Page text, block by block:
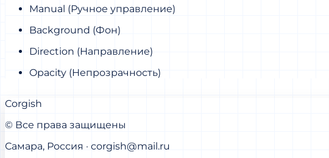
Manual (Ручное управление)
Background (Фон)
Direction (Направление)
Opacity (Непрозрачность)
Corgish
© Все права защищены
Самара, Россия · corgish@mail.ru